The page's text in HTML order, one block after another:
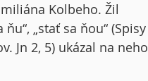
Kolbeho. Žil
„stať sa ňou“ (Spisy
Jn 2, 5) ukázal na neho